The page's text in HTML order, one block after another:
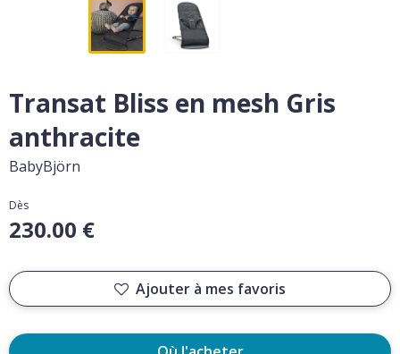
Transat Bliss en mesh Gris
anthracite
BabyBjörn
Dès
230.00 €
Ajouter à mes favoris